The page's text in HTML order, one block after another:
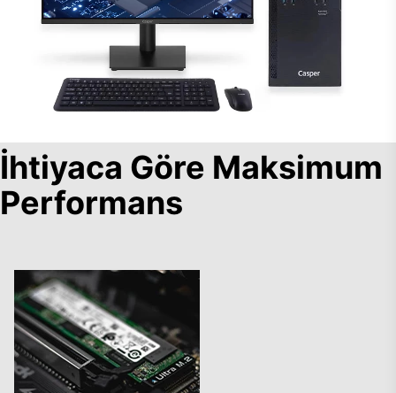
İhtiyaca Göre Maksimum
Performans